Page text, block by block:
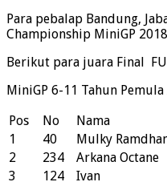
Para pebalap Bandung,
Championship MiniGP
Berikut para juara Final
MiniGP 6-11 Tahun
Pos
No Nama
1
40 Mulky
2
234 Arkana Octane
3
124 Ivan